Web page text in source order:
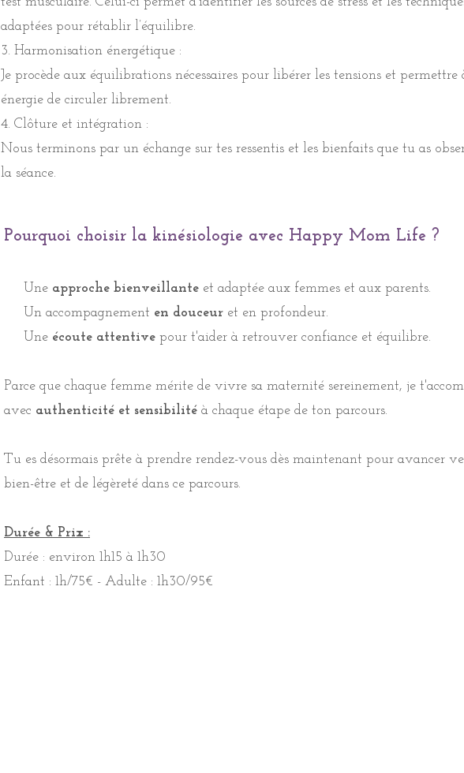
au test musculaire. Celui-ci permet d’identifier les sources de stress et les
plus adaptées pour rétablir l’équilibre.
3. Harmonisation énergétique :
Je procède aux équilibrations nécessaires pour libérer les tensions et permettre
énergie de circuler librement.
4. Clôture et intégration :
Nous terminons par un échange sur votre ressenti et les bienfaits que vous
En cas d’annulation ou de report, merci de prévenir au moins 48 heures à
Pourquoi choisir la kinésiologie avec Happy Mom Life ?
Un accompagnement en douceuret en profondeur.
Uneécoute attentivepour vous aider à retrouver confiance et équilibre.
Parce que chaque femme mérite de vivre sa maternité sereinement, je vous
accompagne avecauthenticité et sensibilité
Tu es désormais prête à prendre rendez-vous dès maintenant pour avancer
bien-être et de légèreté dans ce parcours.
adaptées pour rétablir l’équilibre.
3. Harmonisation énergétique :
Je procède aux équilibrations nécessaires pour libérer les tensions et permettre
énergie de circuler librement.
4. Clôture et intégration :
Nous terminons par un échange sur tes ressentis et les bienfaits que tu as
la séance.
Pourquoi choisir la kinésiologie avec Happy Mom Life ?
Une approche bienveillante et adaptée aux femmes et aux parents.
Un accompagnement en douceur et en profondeur.
Une écoute attentive pour t'aider à retrouver confiance et équilibre.
Parce que chaque femme mérite de vivre sa maternité sereinement, je
avec authenticité et sensibilité à chaque étape de ton parcours.
Tu es désormais prête à prendre rendez-vous dès maintenant pour avancer
bien-être et de légèreté dans ce parcours.
Durée & Prix :
Durée : environ 1h15 à 1h30
Enfant : 1h/75€ - Adulte : 1h30/95€